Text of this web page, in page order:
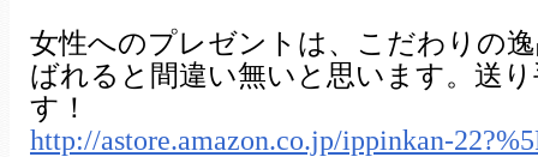
女性へのプレゼントは、こだわりの
ばれると間違い無いと思います。送
す！
http://astore.amazon.co.jp/ippinkan-